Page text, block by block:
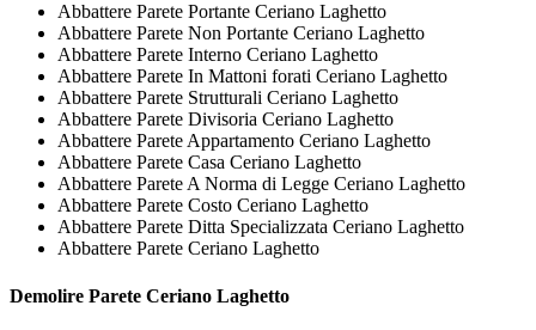
Abbattere Parete Portante Ceriano Laghetto
Abbattere Parete Non Portante Ceriano Laghetto
Abbattere Parete Interno Ceriano Laghetto
Abbattere Parete In Mattoni forati Ceriano Laghetto
Abbattere Parete Strutturali Ceriano Laghetto
Abbattere Parete Divisoria Ceriano Laghetto
Abbattere Parete Appartamento Ceriano Laghetto
Abbattere Parete Casa Ceriano Laghetto
Abbattere Parete A Norma di Legge Ceriano Laghetto
Abbattere Parete Costo Ceriano Laghetto
Abbattere Parete Ditta Specializzata Ceriano Laghetto
Abbattere Parete Ceriano Laghetto
Demolire Parete Ceriano Laghetto